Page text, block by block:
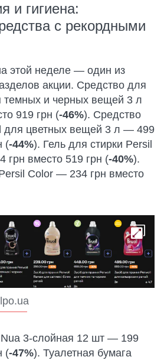
и гигиена:
с рекордными
этой неделе — один из
акции. Средство для
темных и черных вещей 3 л
919 грн (-46%). Средство
для цветных вещей 3 л — 499
(-44%). Гель для стирки Persil
вместо 519 грн (-40%).
Color — 234 грн вместо
Nua 3-слойная 12 шт — 199
(-47%). Туалетная бумага